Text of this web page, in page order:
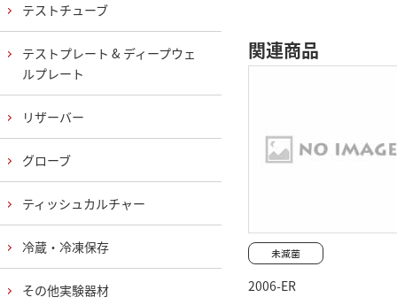
関連商品
2006-ER
テストチューブ
テストプレート & ディープウェ
ルプレート
リザーバー
グローブ
ティッシュカルチャー
冷蔵・冷凍保存
その他実験器材